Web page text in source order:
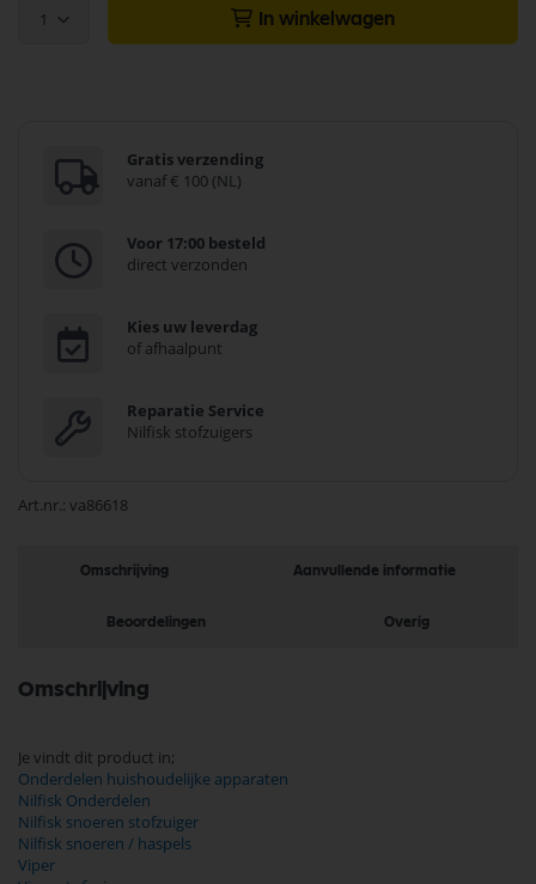
1 In winkelwagen
Gratis verzending
vanaf € 100 (NL)
Voor 17:00 besteld
direct verzonden
Kies uw leverdag
of afhaalpunt
Reparatie Service
Nilfisk stofzuigers
Art.nr. va86618
Omschrijving Aanvullende informatie
Beoordelingen Overig
Omschrijving
Je vindt dit product in;
Onderdelen huishoudelijke apparaten
Nilfisk Onderdelen
Nilfisk snoeren stofzuiger
Nilfisk snoeren / haspels
Viper